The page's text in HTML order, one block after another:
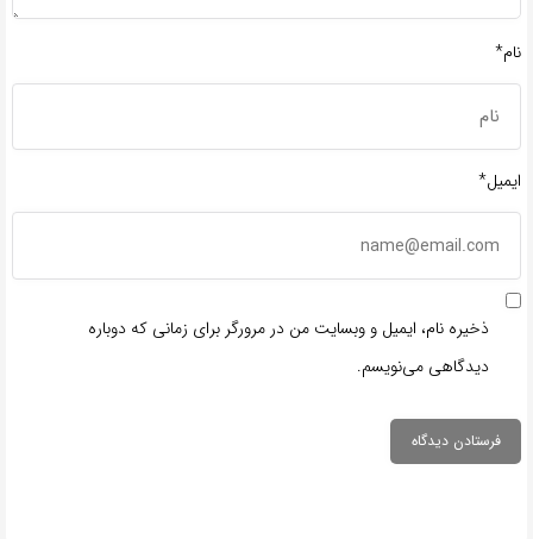
نام*
ایمیل*
ذخیره نام، ایمیل و وبسایت من در مرورگر برای زمانی که دوباره
دیدگاهی می‌نویسم.